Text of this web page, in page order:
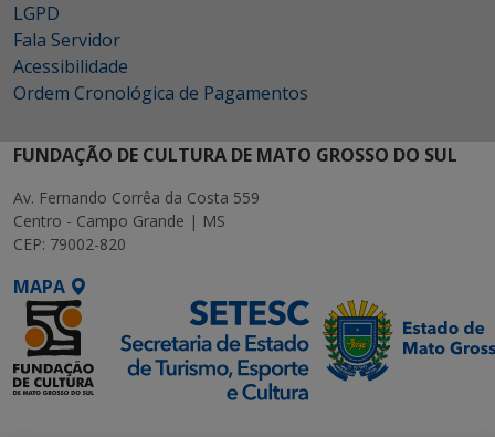
LGPD
Fala Servidor
Acessibilidade
Ordem Cronológica de Pagamentos
FUNDAÇÃO DE CULTURA DE MATO GROSSO DO SUL
Av. Fernando Corrêa da Costa 559
Centro - Campo Grande | MS
CEP: 79002-820
MAPA